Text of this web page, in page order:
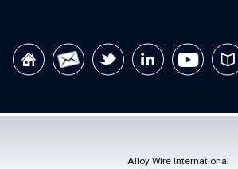
Alloy Wire International